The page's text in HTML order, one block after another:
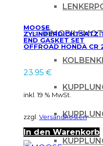
MOOSE
ZYLINDERDICHTSATZ
END GASKET SET
OFFROAD HONDA CR
23.95 €
inkl. 19 % MwSt.
zzgl. Versandkosten
In den Warenkorb